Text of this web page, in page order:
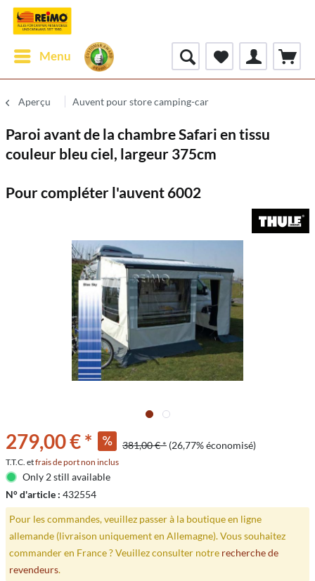
Menu
Aperçu Auvent pour store camping-car
Paroi avant de la chambre Safari en tissu
couleur bleu ciel, largeur 375cm
Pour compléter l'auvent 6002
279,00 € * 381,00 € * (26,77% économisé)
T.T.C. etfrais de port non inclus
Only 2 still available
N° d'article : 432554
Pour les commandes, veuillez passer à la boutique en ligne
allemande (livraison uniquement en Allemagne). Vous souhaitez
commander en France ? Veuillez consulter notre recherche de
revendeurs.